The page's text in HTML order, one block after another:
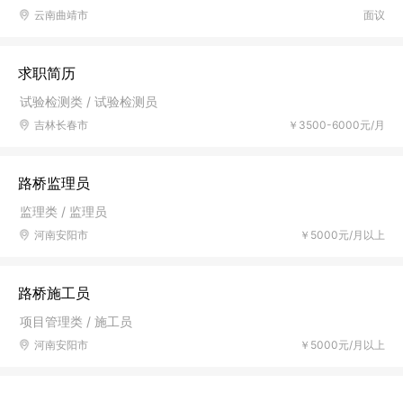
面议
云南曲靖市
求职简历
试验检测类 / 试验检测员
￥3500-6000元/月
吉林长春市
路桥监理员
监理类 / 监理员
￥5000元/月以上
河南安阳市
路桥施工员
项目管理类 / 施工员
￥5000元/月以上
河南安阳市